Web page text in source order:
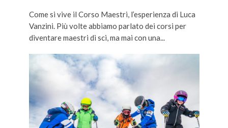
Come si vive il Corso Maestri, l’esperienza di Luca
Vanzini. Più volte abbiamo parlato dei corsi per
diventare maestri di sci, ma mai con una...